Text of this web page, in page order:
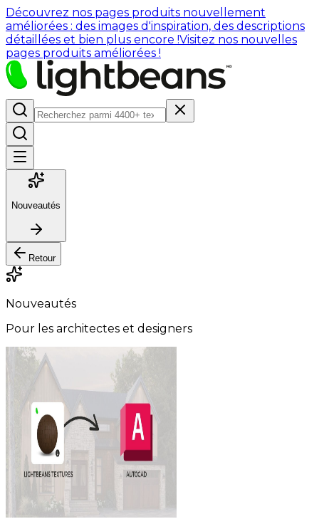
Découvrez nos pages produits nouvellement
améliorées : des images d'inspiration, des descriptions
détaillées et bien plus encore !Visitez nos nouvelles
pages produits améliorées !
Nouveautés
Retour
Nouveautés
Pour les architectes et designers